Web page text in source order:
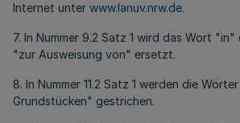
Internet unter www.lanuv.nrw.de.
7. In Nummer 9.2 Satz 1 wird das Wort
"zur Ausweisung von" ersetzt.
8. In Nummer 11.2 Satz 1 werden die
Grundstücken" gestrichen.